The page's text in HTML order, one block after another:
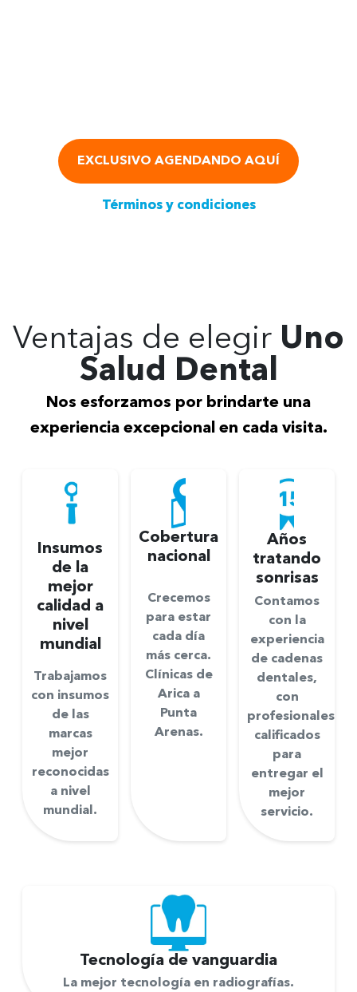
EXCLUSIVO AGENDANDO AQUÍ
Términos y condiciones
Ventajas de elegir Uno
Salud Dental
Nos esforzamos por brindarte una
experiencia excepcional en cada visita.
Insumos
de la
mejor
calidad a
nivel
mundial
Trabajamos
con insumos
de las
marcas
mejor
reconocidas
a nivel
mundial.
Cobertura
nacional
Crecemos
para estar
cada día
más cerca.
Clínicas de
Arica a
Punta
Arenas.
Años
tratando
sonrisas
Contamos
con la
experiencia
de cadenas
dentales,
con
profesionales
calificados
para
entregar el
mejor
servicio.
Tecnología de vanguardia
La mejor tecnología en radiografías.